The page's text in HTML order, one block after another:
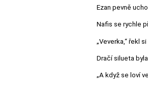
Ezan pevně
Nafis se rychle
„Veverka,“ řekl
Dračí silueta
„A když se loví